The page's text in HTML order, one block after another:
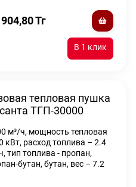
Тг
тепловая пушка
ТГП-30000
м³/ч, мощность тепловая
кВт, расход топлива – 2.4
тип топлива - пропан,
бутан, бутан, вес – 7.2